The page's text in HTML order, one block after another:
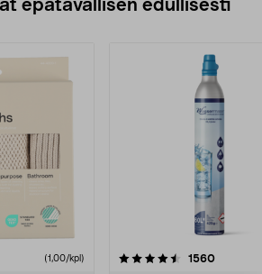
epätavallisen edullisesti
(1,00/kpl) 1560
4.5viidestä